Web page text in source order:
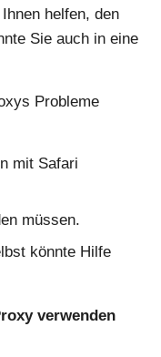
helfen, den
Sie auch in eine
Probleme
mit Safari
müssen.
könnte Hilfe
verwenden